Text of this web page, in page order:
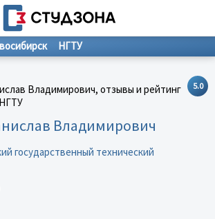
НГТУ
5.0
Владимирович
государственный технический